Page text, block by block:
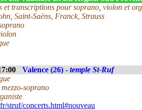
et transcriptions pour soprano, violon et
Saint-Saëns, Franck, Strauss
Valence (26) - temple St-Ruf
soprano
struf/concerts.html#nouveau